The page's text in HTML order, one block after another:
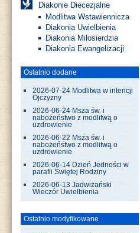
Diakonie Diecezjalne
Modlitwa Wstawiennicza
Diakonia Uwielbienia
Diakonia Miłosierdzia
Diakonia Ewangelizacji
Ostatnio dodane
2026-07-24 Modlitwa w intencji
Ojczyzny
2026-06-24 Msza św. i
nabożeństwo z modlitwą o
uzdrowienie
2026-06-22 Msza św. i
nabożeństwo z modlitwą o
uzdrowienie
2026-06-14 Dzień Jedności w
parafii Świętej Rodziny
2026-06-13 Jadwiżański
Wieczór Uwielbienia
Ostatnio modyfikowane